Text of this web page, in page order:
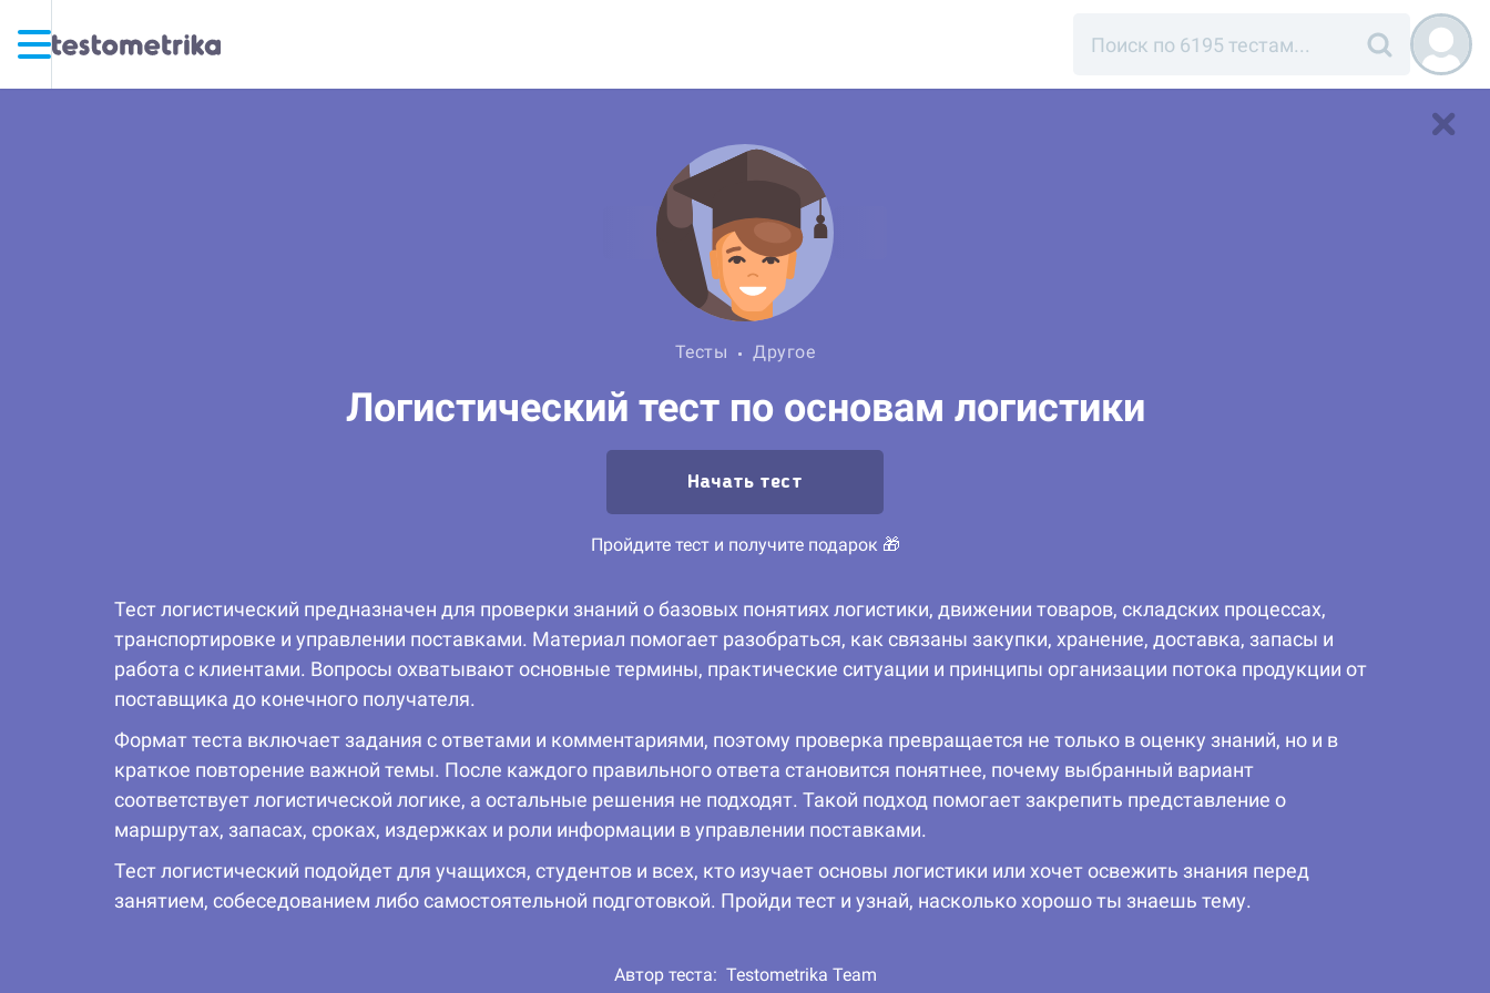
Тесты Другое
Логистический тест по основам логистики
Начать тест
Пройдите тест и получите подарок 🎁
Тест логистический предназначен для проверки знаний о базовых понятиях логистики, движении товаров, складских процессах,
транспортировке и управлении поставками. Материал помогает разобраться, как связаны закупки, хранение, доставка, запасы и
работа с клиентами. Вопросы охватывают основные термины, практические ситуации и принципы организации потока продукции от
поставщика до конечного получателя.
Формат теста включает задания с ответами и комментариями, поэтому проверка превращается не только в оценку знаний, но и в
краткое повторение важной темы. После каждого правильного ответа становится понятнее, почему выбранный вариант
соответствует логистической логике, а остальные решения не подходят. Такой подход помогает закрепить представление о
маршрутах, запасах, сроках, издержках и роли информации в управлении поставками.
Тест логистический подойдет для учащихся, студентов и всех, кто изучает основы логистики или хочет освежить знания перед
занятием, собеседованием либо самостоятельной подготовкой. Пройди тест и узнай, насколько хорошо ты знаешь тему.
Автор теста: Testometrika Team